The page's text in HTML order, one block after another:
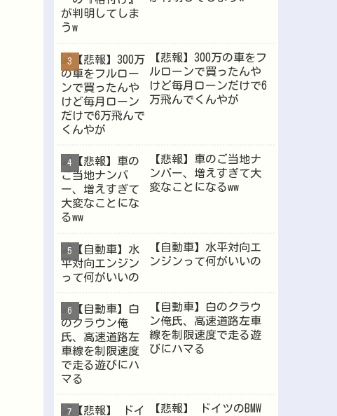
【悲報】300万の車をフ
ルローンで買ったんや
けど毎月ローンだけで6
万飛んでくんやが
【悲報】車のご当地ナ
ンバー、増えすぎて大
変なことになるww
【自動車】水平対向エ
ンジンって何がいいの
【自動車】白のクラウ
ン俺氏、高速道路左車
線を制限速度で走る遊
びにハマる
【悲報】 ドイツのBMW